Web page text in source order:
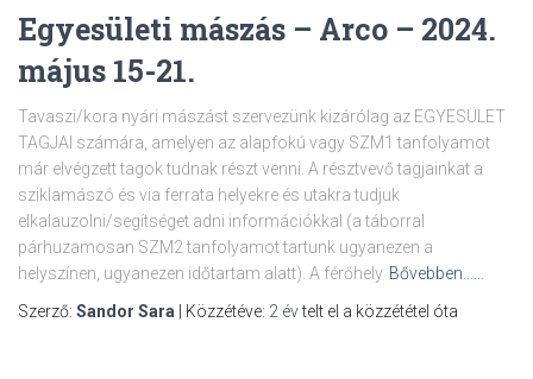
Egyesületi mászás – Arco – 2024.
május 15-21.
Tavaszi/kora nyári mászást szervezünk kizárólag az EGYESÜLET
TAGJAI számára, amelyen az alapfokú vagy SZM1 tanfolyamot
már elvégzett tagok tudnak részt venni. A résztvevő tagjainkat a
sziklamászó és via ferrata helyekre és utakra tudjuk
elkalauzolni/segítséget adni információkkal (a táborral
párhuzamosan SZM2 tanfolyamot tartunk ugyanezen a
helyszínen, ugyanezen időtartam alatt). A férőhely Bővebben……
Szerző: Sandor Sara | Közzétéve: 2 évtelt el a közzététel óta